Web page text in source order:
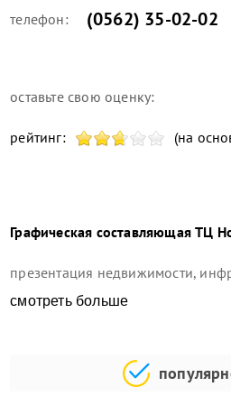
телефон: (0562) 35-02-02
оставьте свою оценку:
рейтинг: (на
Графическая составляющая ТЦ
презентация недвижимости,
смотреть больше